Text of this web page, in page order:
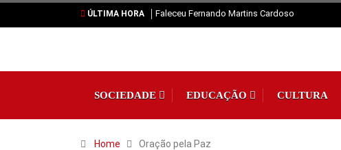
ÚLTIMA HORA Faleceu Fernando Martins Cardoso
SOCIEDADE EDUCAÇÃO CULTURA
Home Oração pela Paz